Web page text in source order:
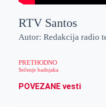
RTV Santos
Autor: Redakcija radio
PRETHODNO
Sečenje badnjaka
POVEZANE vesti